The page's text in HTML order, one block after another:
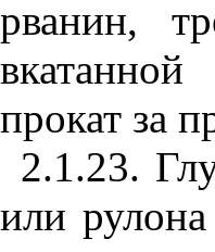
рванин,
прокат за
2.1.23.
или